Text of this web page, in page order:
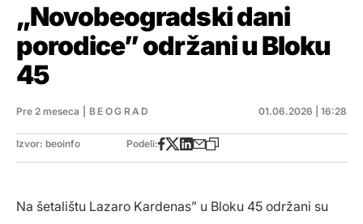
„Novobeogradski dani
porodice” održani u Bloku
45
Pre 2 meseca BEOGRAD 01.06.2026 | 16:28
Izvor: beoinfo Podeli:
Na šetalištu Lazaro Kardenas” u Bloku 45 održani su